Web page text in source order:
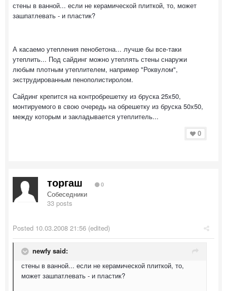
стены в ванной... если не керамической плиткой, то, может
зашпатлевать - и пластик?
А касаемо утепления пенобетона... лучше бы все-таки
утеплить... Под сайдинг можно утеплять стены снаружи
любым плотным утеплителем, например "Роквулом",
экструдированным пенополистиролом.
Сайдинг крепится на контробрешетку из бруска 25х50,
монтируемого в свою очередь на обрешетку из бруска 50х50,
между которым и закладывается утеплитель...
0
торгаш 0
Собеседники
33 posts
Posted 10.03.2008 21:56 (edited)
newfy said:
стены в ванной... если не керамической плиткой, то,
может зашпатлевать - и пластик?